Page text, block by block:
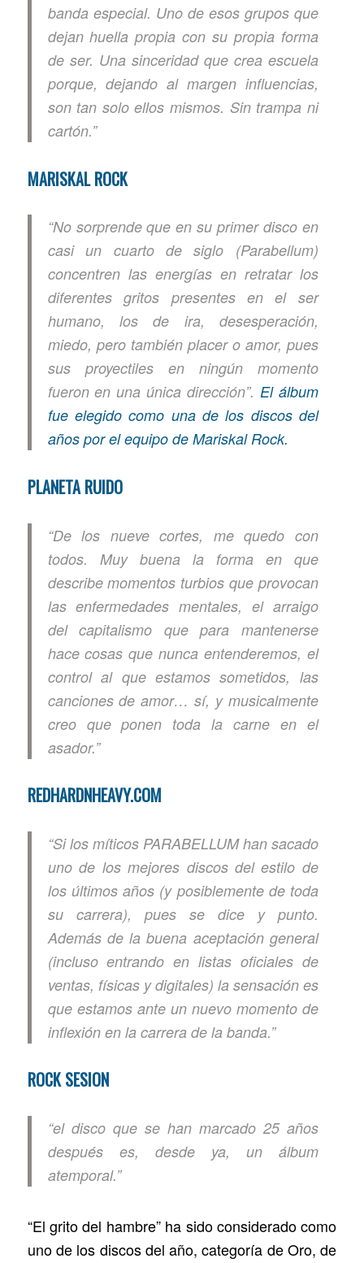
banda especial. Uno de esos grupos que
dejan huella propia con su propia forma
de ser. Una sinceridad que crea escuela
porque, dejando al margen influencias,
son tan solo ellos mismos. Sin trampa ni
cartón.”
MARISKAL ROCK
“No sorprende que en su primer disco en
casi un cuarto de siglo (Parabellum)
concentren las energías en retratar los
diferentes gritos presentes en el ser
humano, los de ira, desesperación,
miedo, pero también placer o amor, pues
sus proyectiles en ningún momento
fueron en una única dirección”.El álbum
fue elegido como una de los discos del
años por el equipo de Mariskal Rock.
PLANETA RUIDO
“De los nueve cortes, me quedo con
todos. Muy buena la forma en que
describe momentos turbios que provocan
las enfermedades mentales, el arraigo
del capitalismo que para mantenerse
hace cosas que nunca entenderemos, el
control al que estamos sometidos, las
canciones de amor… sí, y musicalmente
creo que ponen toda la carne en el
asador.”
REDHARDNHEAVY.COM
“Si los míticos PARABELLUM han sacado
uno de los mejores discos del estilo de
los últimos años (y posiblemente de toda
su carrera), pues se dice y punto.
Además de la buena aceptación general
(incluso entrando en listas oficiales de
ventas, físicas y digitales) la sensación es
que estamos ante un nuevo momento de
inflexión en la carrera de la banda.”
ROCK SESION
“el disco que se han marcado 25 años
después es, desde ya, un álbum
atemporal.”
“El grito del hambre” ha sido considerado como
uno de los discos del año, categoría de Oro, de